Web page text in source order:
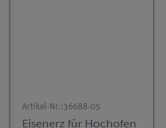
Artikel-Nr.:36688-05
Eisenerz für Hochofen